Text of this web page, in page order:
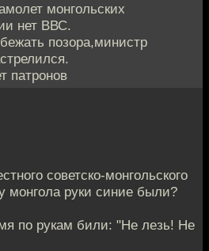
монгольских
нет ВВС.
позора,министр
патронов
советско-монгольского
монгола руки синие были?
по рукам били: "Не лезь! Не